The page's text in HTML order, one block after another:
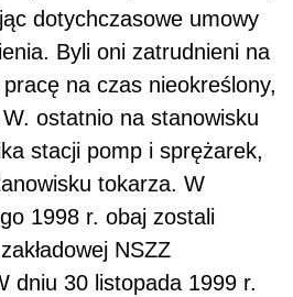
dotychczasowe umowy
Byli oni zatrudnieni na
na czas nieokreślony,
ostatnio na stanowisku
stacji pomp i sprężarek,
tokarza. W
1998 r. obaj zostali
NSZZ
dniu 30 listopada 1999 r.